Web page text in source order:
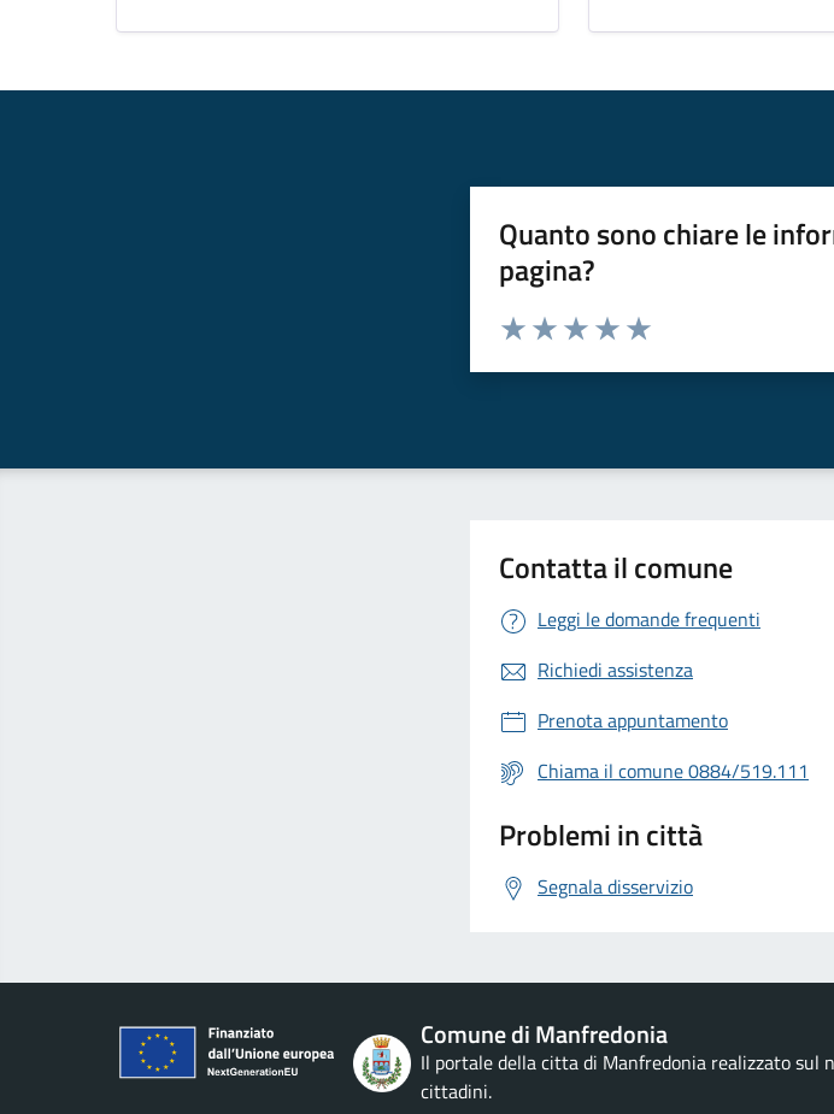
Quanto sono chiare le
pagina?
Valuta da 1 a 5 stelle la pagina
Contatta il comune
Leggi le domande frequenti
Richiedi assistenza
Prenota appuntamento
Chiama il comune 0884/519.111
Problemi in città
Segnala disservizio
Comune di Manfredonia
Il portale della citta di Manfredonia realizzato sul
cittadini.